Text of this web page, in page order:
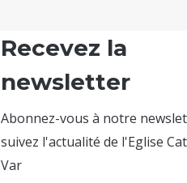
Recevez la
newsletter
Abonnez-vous à notre
suivez l'actualité de l'Eglise
Var